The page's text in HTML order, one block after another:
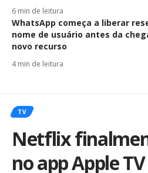
6 min de leitura
WhatsApp começa a liberar
nome de usuário antes da
novo recurso
4 min de leitura
TV
Netflix
no app Apple